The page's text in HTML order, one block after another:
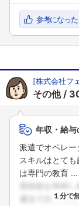
参考になった
[株式会社フ
その他
年収・給与
派遣でオペレ
スキルはとて
は専門の教育 ...
１分で